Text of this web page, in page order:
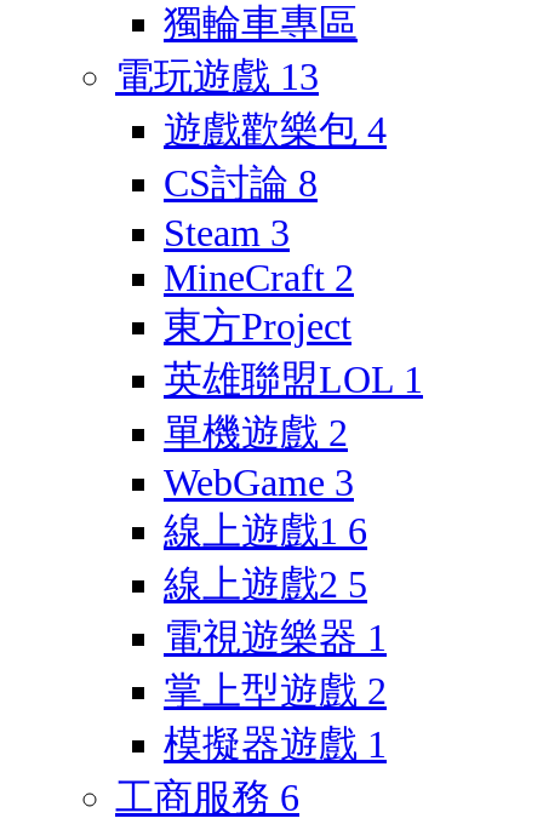
獨輪車專區
電玩遊戲 13
遊戲歡樂包 4
CS討論 8
Steam 3
MineCraft 2
東方Project
英雄聯盟LOL 1
單機遊戲 2
WebGame 3
線上遊戲1 6
線上遊戲2 5
電視遊樂器 1
掌上型遊戲 2
模擬器遊戲 1
工商服務 6